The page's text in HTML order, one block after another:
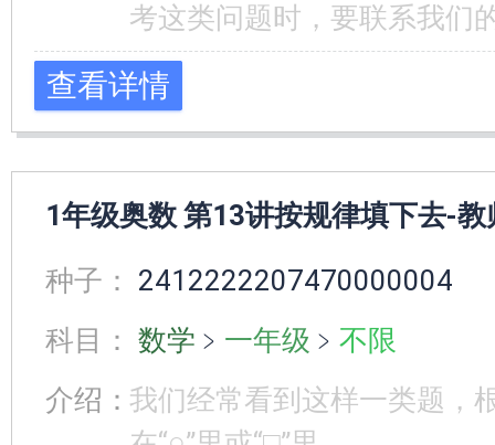
考这类问题时，要联系我们
查看详情
1年级奥数 第13讲按规律填下去-
种子： 2412222207470000004
科目： 数学 ﹥ 一年级 ﹥ 不限
介绍：我们经常看到这样一类题，